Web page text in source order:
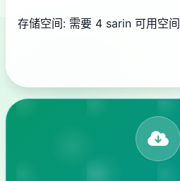
存储空间: 需要 4 sarin 可用空间